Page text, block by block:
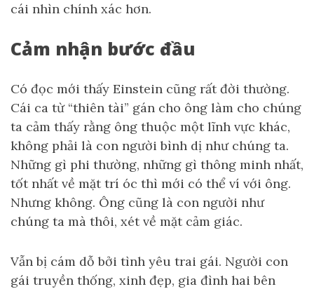
cái nhìn chính xác hơn.
Cảm nhận bước đầu
Có đọc mới thấy Einstein cũng rất đời thường.
Cái ca từ “thiên tài” gán cho ông làm cho chúng
ta cảm thấy rằng ông thuộc một lĩnh vực khác,
không phải là con người bình dị như chúng ta.
Những gì phi thường, những gì thông minh nhất,
tốt nhất về mặt trí óc thì mới có thể ví với ông.
Nhưng không. Ông cũng là con người như
chúng ta mà thôi, xét về mặt cảm giác.
Vẫn bị cám dỗ bởi tình yêu trai gái. Người con
gái truyền thống, xinh đẹp, gia đình hai bên